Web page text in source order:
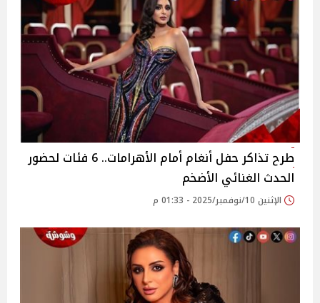
طرح تذاكر حفل أنغام أمام الأهرامات.. 6 فئات لحضور
الحدث الغنائي الأضخم
الإثنين 10/نوفمبر/2025 - 01:33 م